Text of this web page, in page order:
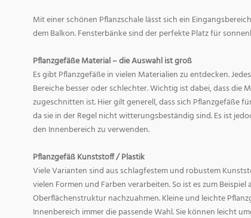
Mit einer schönen Pflanzschale lässt sich ein
dem Balkon. Fensterbänke sind der perfekte Platz für
Pflanzgefäße Material – die Auswahl ist groß
Es gibt Pflanzgefäße in vielen Materialien zu entdecken.
Bereiche besser oder schlechter. Wichtig ist dabei, dass die
zugeschnitten ist. Hier gilt generell, dass sich Pflanzgefäße
da sie in der Regel nicht witterungsbeständig sind. Es ist
den Innenbereich zu verwenden.
Pflanzgefäß Kunststoff / Plastik
Viele Varianten sind aus schlagfestem und robustem
vielen Formen und Farben verarbeiten. So ist es zum
Oberflächenstruktur nachzuahmen. Kleine und leichte
Innenbereich immer die passende Wahl. Sie können leicht